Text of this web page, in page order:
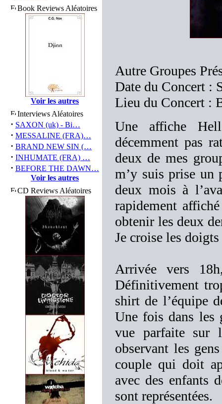
Book Reviews Aléatoires
Voir les autres
Interviews Aléatoires
· SAXON (uk) - Bi…
· MESSALINE (FRA)…
· BRAND NEW SIN (…
· INHUMATE (FRA) …
· BEFORE THE DAWN…
Voir les autres
CD Reviews Aléatoires
Autre Groupes
Date du Concert :
Lieu du Concert :
Une affiche
décemment pas
deux de mes
m’y suis prise un
deux mois à
rapidement
obtenir les deux
Je croise les
Arrivée vers
Définitivement
shirt de l’équipe
Une fois dans les
vue parfaite sur
observant les
couple qui doit
avec des enfants
sont représentées.